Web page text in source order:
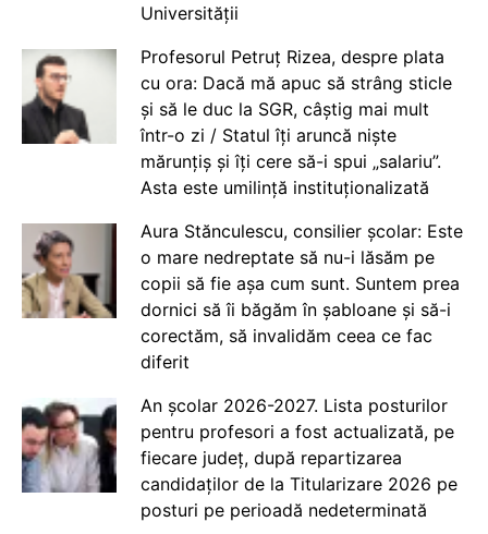
Universității
Profesorul Petruț Rizea, despre plata
cu ora: Dacă mă apuc să strâng sticle
și să le duc la SGR, câștig mai mult
într-o zi / Statul îți aruncă niște
mărunțiș și îți cere să-i spui „salariu”.
Asta este umilință instituționalizată
Aura Stănculescu, consilier școlar: Este
o mare nedreptate să nu-i lăsăm pe
copii să fie așa cum sunt. Suntem prea
dornici să îi băgăm în șabloane și să-i
corectăm, să invalidăm ceea ce fac
diferit
An școlar 2026-2027. Lista posturilor
pentru profesori a fost actualizată, pe
fiecare județ, după repartizarea
candidaților de la Titularizare 2026 pe
posturi pe perioadă nedeterminată